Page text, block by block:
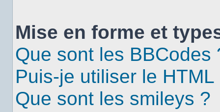
Mise en forme et
Que sont les BBCodes
Puis-je utiliser le HTML
Que sont les smileys ?